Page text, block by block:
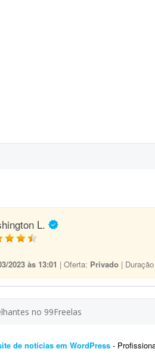
L.
2023 às 13:01 | Oferta: Privado |
no 99Freelas
de notícias em WordPress - Profissional